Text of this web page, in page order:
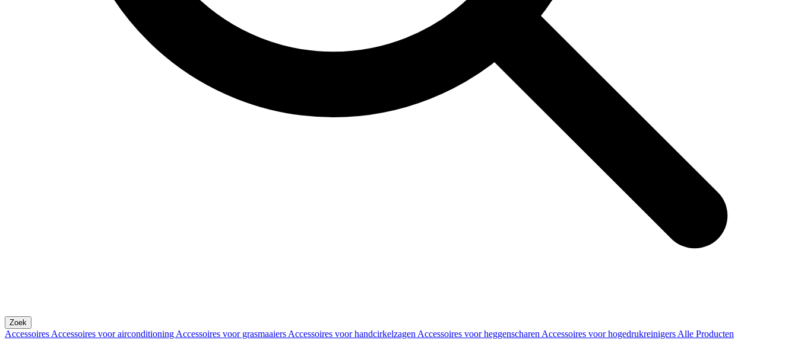
Zoek
Accessoires Accessoires voor airconditioning Accessoires voor grasmaaiers Accessoires voor handcirkelzagen Accessoires voor heggenscharen Accessoires voor hogedrukreinigers Alle Producten